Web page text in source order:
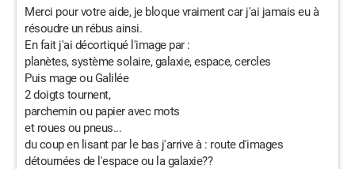
Merci pour votre aide, je bloque vraiment car j'ai jamais eu à
résoudre un rébus ainsi.
En fait j'ai décortiqué l'image par :
planètes, système solaire, galaxie, espace, cercles
Puis mage ou Galilée
2 doigts tournent,
parchemin ou papier avec mots
et roues ou pneus...
du coup en lisant par le bas j'arrive à : route d'images
détournées de l'espace ou la galaxie??